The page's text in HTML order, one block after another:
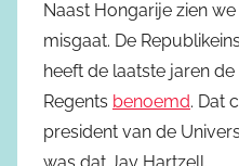
Naast Hongarije zien
misgaat. De
heeft de laatste jaren
Regents benoemd. Dat
president van de